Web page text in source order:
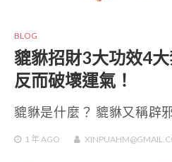
BLOG
貔貅招財3大功效4
反而破壞運氣！
貔貅是什麼？ 貔貅又稱辟
1 年 AGO